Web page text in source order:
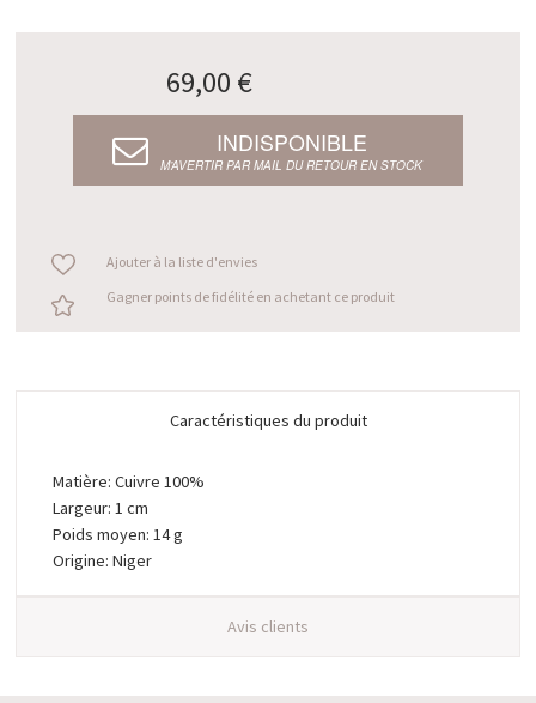
69,00 €
INDISPONIBLE
M’AVERTIR PAR MAIL DU RETOUR EN STOCK
Ajouter à la liste d'envies
Gagner points de fidélité en achetant ce produit
Caractéristiques du produit
Matière: Cuivre 100%
Largeur: 1 cm
Poids moyen: 14 g
Origine: Niger
Avis clients